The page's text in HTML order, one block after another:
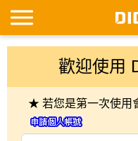
歡迎使用
★ 若您是第一次使用